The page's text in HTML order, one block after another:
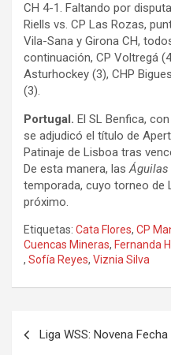
CH 4-1. Faltando por
Riells vs. CP Las Rozas,
Vila-Sana y Girona CH,
continuación, CP Voltregá
Asturhockey (3), CHP
(3).
Portugal. El SL Benfica,
se adjudicó el título de
Patinaje de Lisboa tras
De esta manera, lasÁguilas
temporada, cuyo torneo de
próximo.
Etiquetas: Cata Flores, CP
Cuencas Mineras, Fernanda
, Sofía Reyes, Viznia Silva
Liga WSS: Novena